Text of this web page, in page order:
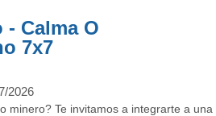
- Calma O
7x7
2026
minero? Te invitamos a integrarte a una